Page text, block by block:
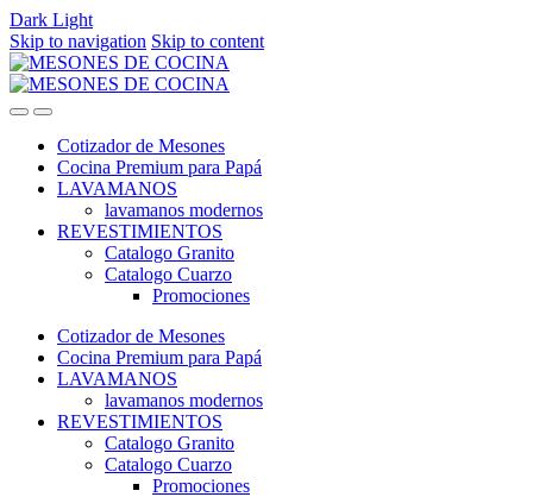
Dark Light
Skip to navigation Skip to content
Cotizador de Mesones
Cocina Premium para Papá
LAVAMANOS
lavamanos modernos
REVESTIMIENTOS
Catalogo Granito
Catalogo Cuarzo
Promociones
Cotizador de Mesones
Cocina Premium para Papá
LAVAMANOS
lavamanos modernos
REVESTIMIENTOS
Catalogo Granito
Catalogo Cuarzo
Promociones